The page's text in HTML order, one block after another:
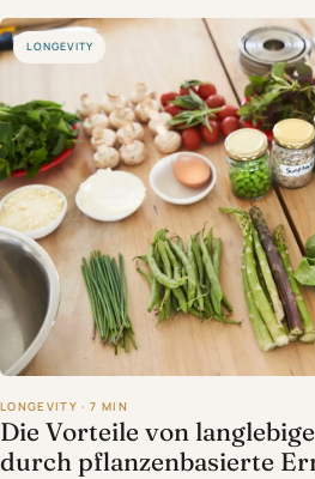
LONGEVITY
LONGEVITY · 7 MIN
Die Vorteile von
durch pflanzenbasierte